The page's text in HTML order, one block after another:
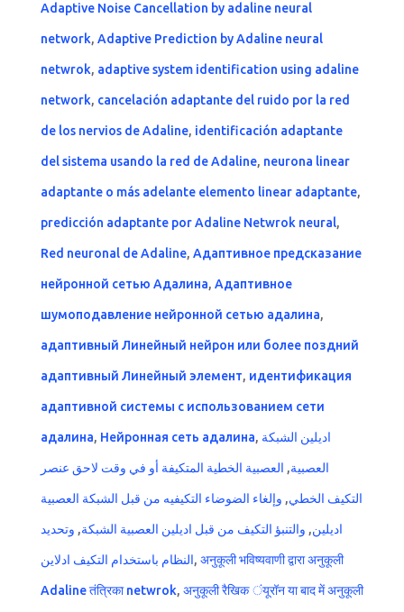
Adaptive Noise Cancellation by adaline neural
network, Adaptive Prediction by Adaline neural
netwrok, adaptive system identification using adaline
network, cancelación adaptante del ruido por la red
de los nervios de Adaline, identificación adaptante
del sistema usando la red de Adaline, neurona linear
adaptante o más adelante elemento linear adaptante,
predicción adaptante por Adaline Netwrok neural,
Red neuronal de Adaline, Адаптивное предсказание
нейронной сетью Адалина, Адаптивное
шумоподавление нейронной сетью адалина,
адаптивный Линейный нейрон или более поздний
адаптивный Линейный элемент, идентификация
адаптивной системы с использованием сети
адалина, Нейронная сеть адалина, اديلين الشبكة
العصبية, العصبية الخطية المتكيفة أو في وقت لاحق عنصر
التكيف الخطي, وإلغاء الضوضاء التكيفيه من قبل الشبكة العصبية
اديلين, والتنبؤ التكيف من قبل اديلين العصبية الشبكة, وتحديد
النظام باستخدام التكيف ادلاين, अनुकूली भविष्यवाणी द्वारा अनुकूली
Adaline तंत्रिका netwrok, अनुकूली रैखिक ंयूरॉन या बाद में अनुकूली